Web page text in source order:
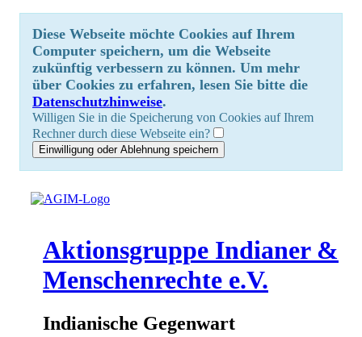
Diese Webseite möchte Cookies auf Ihrem
Computer speichern, um die Webseite
zukünftig verbessern zu können. Um mehr
über Cookies zu erfahren, lesen Sie bitte die
Datenschutzhinweise.
Willigen Sie in die Speicherung von Cookies auf Ihrem
Rechner durch diese Webseite ein?
Aktionsgruppe Indianer &
Menschenrechte e.V.
Indianische Gegenwart